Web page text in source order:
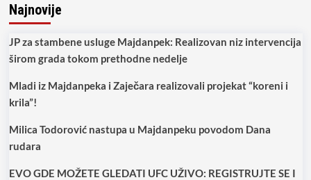
Najnovije
JP za stambene usluge Majdanpek: Realizovan niz intervencija
širom grada tokom prethodne nedelje
Mladi iz Majdanpeka i Zaječara realizovali projekat “koreni i
krila”!
Milica Todorović nastupa u Majdanpeku povodom Dana
rudara
EVO GDE MOŽETE GLEDATI UFC UŽIVO: REGISTRUJTE SE I